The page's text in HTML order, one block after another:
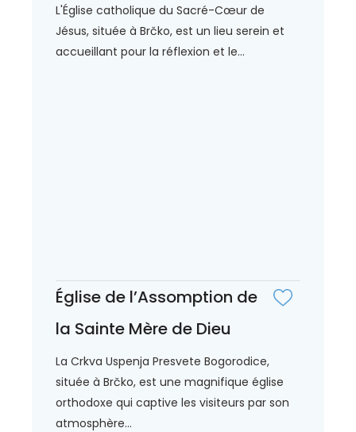
L'Église catholique du Sacré-Cœur de
Jésus, située à Brčko, est un lieu serein et
accueillant pour la réflexion et le...
Église de l’Assomption de
la Sainte Mère de Dieu
La Crkva Uspenja Presvete Bogorodice,
située à Brčko, est une magnifique église
orthodoxe qui captive les visiteurs par son
atmosphère...